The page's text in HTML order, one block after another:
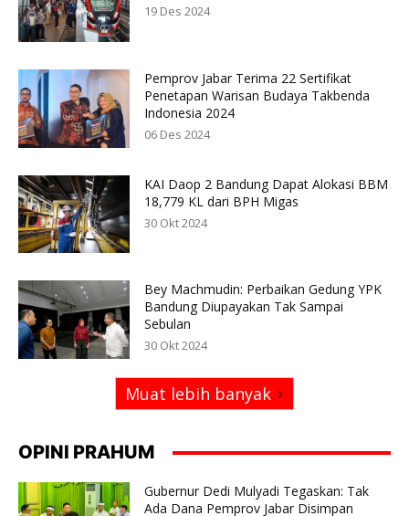
19 Des 2024
Pemprov Jabar Terima 22 Sertifikat
Penetapan Warisan Budaya Takbenda
Indonesia 2024
06 Des 2024
KAI Daop 2 Bandung Dapat Alokasi BBM
18,779 KL dari BPH Migas
30 Okt 2024
Bey Machmudin: Perbaikan Gedung YPK
Bandung Diupayakan Tak Sampai
Sebulan
30 Okt 2024
Muat lebih banyak
OPINI PRAHUM
Gubernur Dedi Mulyadi Tegaskan: Tak
Ada Dana Pemprov Jabar Disimpan